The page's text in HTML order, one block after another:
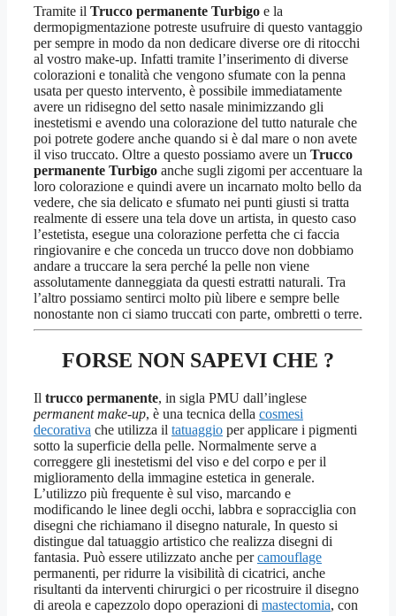
Tramite il Trucco permanente Turbigo e la
dermopigmentazione potreste usufruire di questo vantaggio
per sempre in modo da non dedicare diverse ore di ritocchi
al vostro make-up. Infatti tramite l’inserimento di diverse
colorazioni e tonalità che vengono sfumate con la penna
usata per questo intervento, è possibile immediatamente
avere un ridisegno del setto nasale minimizzando gli
inestetismi e avendo una colorazione del tutto naturale che
poi potrete godere anche quando si è dal mare o non avete
il viso truccato. Oltre a questo possiamo avere un Trucco
permanente Turbigo anche sugli zigomi per accentuare la
loro colorazione e quindi avere un incarnato molto bello da
vedere, che sia delicato e sfumato nei punti giusti si tratta
realmente di essere una tela dove un artista, in questo caso
l’estetista, esegue una colorazione perfetta che ci faccia
ringiovanire e che conceda un trucco dove non dobbiamo
andare a truccare la sera perché la pelle non viene
assolutamente danneggiata da questi estratti naturali. Tra
l’altro possiamo sentirci molto più libere e sempre belle
nonostante non ci siamo truccati con parte, ombretti o terre.
FORSE NON SAPEVI CHE ?
Il trucco permanente, in sigla PMU dall’inglese
permanent make-up, è una tecnica della cosmesi
decorativa che utilizza il tatuaggio per applicare i pigmenti
sotto la superficie della pelle. Normalmente serve a
correggere gli inestetismi del viso e del corpo e per il
miglioramento della immagine estetica in generale.
L’utilizzo più frequente è sul viso, marcando e
modificando le linee degli occhi, labbra e sopracciglia con
disegni che richiamano il disegno naturale, In questo si
distingue dal tatuaggio artistico che realizza disegni di
fantasia. Può essere utilizzato anche percamouflage
permanenti, per ridurre la visibilità di cicatrici, anche
risultanti da interventi chirurgici o per ricostruire il disegno
di areola e capezzolo dopo operazioni di mastectomia, con